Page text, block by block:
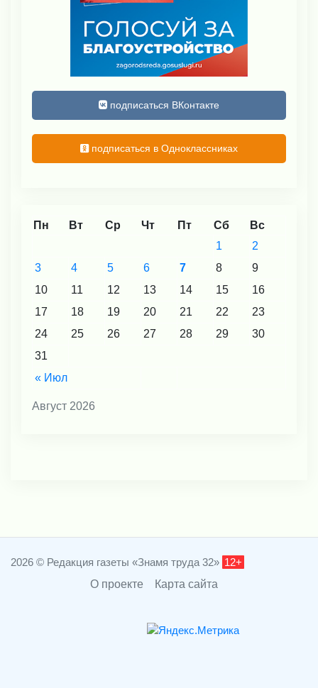
подписаться ВКонтакте
подписаться в Одноклассниках
Август 2026
Пн Вт Ср Чт Пт Сб Вс
« Июл
1
2
3
4 5 6 7 8
9
10
11 12 13 14 15
16
17
18 19 20 21 22
23
24
25 26 27 28 29
30
31
2026 © Редакция газеты «Знамя труда 32» 12+
О проекте
Карта сайта